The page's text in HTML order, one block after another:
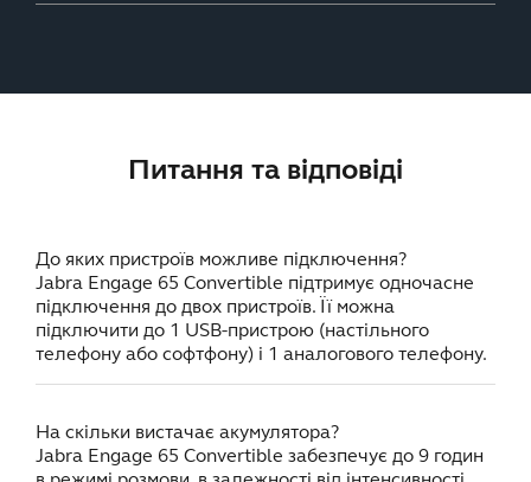
Питання та відповіді
До яких пристроїв можливе підключення?
Jabra Engage 65 Convertible підтримує одночасне
підключення до двох пристроїв. Її можна
підключити до 1 USB-пристрою (настільного
телефону або софтфону) і 1 аналогового телефону.
На скільки вистачає акумулятора?
Jabra Engage 65 Convertible забезпечує до 9 годин